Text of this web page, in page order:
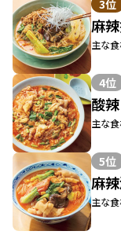
3位
麻
主な
4位
酸
主な
5位
麻
主な